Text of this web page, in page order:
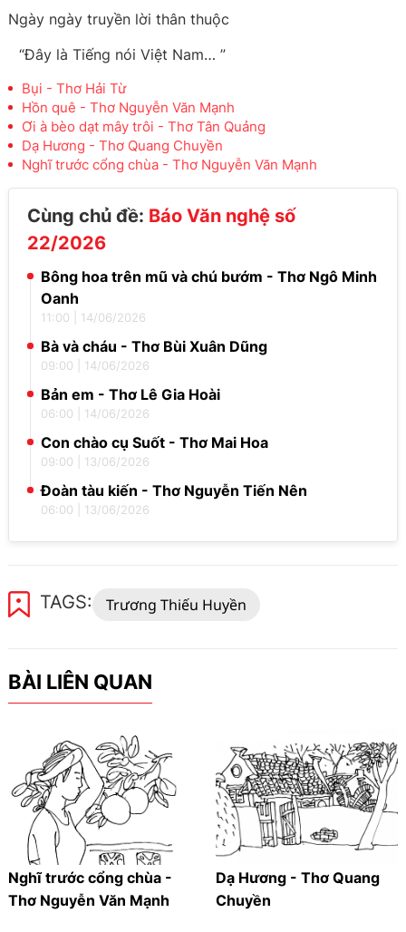
Ngày ngày truyền lời thân thuộc
“Đây là Tiếng nói Việt Nam… ”
Bụi - Thơ Hải Từ
Hồn quê - Thơ Nguyễn Văn Mạnh
Ơi à bèo dạt mây trôi - Thơ Tân Quảng
Dạ Hương - Thơ Quang Chuyền
Nghĩ trước cổng chùa - Thơ Nguyễn Văn Mạnh
Cùng chủ đề: Báo Văn nghệ số
22/2026
Bông hoa trên mũ và chú bướm - Thơ Ngô Minh
Oanh
11:00 14/06/2026
Bà và cháu - Thơ Bùi Xuân Dũng
09:00 14/06/2026
Bản em - Thơ Lê Gia Hoài
06:00 14/06/2026
Con chào cụ Suốt - Thơ Mai Hoa
09:00 13/06/2026
Đoàn tàu kiến - Thơ Nguyễn Tiến Nên
06:00 13/06/2026
TAGS: Trương Thiếu Huyền
BÀI LIÊN QUAN
Nghĩ trước cổng chùa -
Thơ Nguyễn Văn Mạnh
Dạ Hương - Thơ Quang
Chuyền